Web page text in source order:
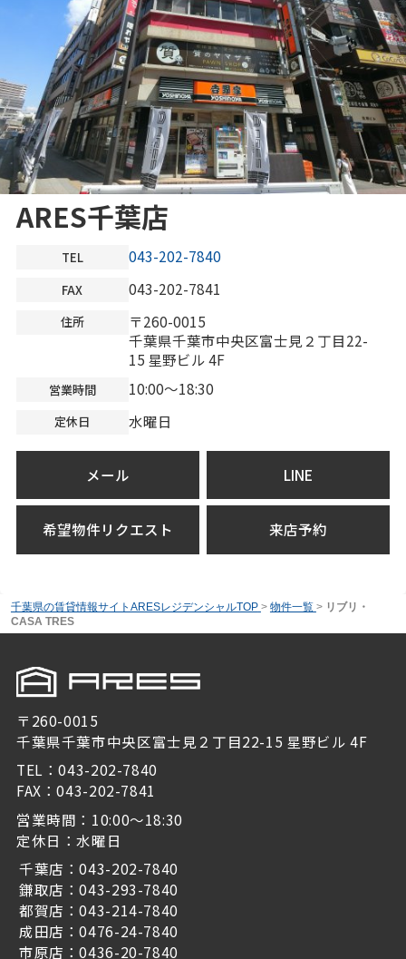
ARES千葉店
TEL 043-202-7840
FAX 043-202-7841
住所
〒260-0015
千葉県千葉市中央区富士見２丁目22-
15 星野ビル 4F
営業時間 10:00～18:30
定休日 水曜日
メール LINE
希望物件リクエスト 来店予約
千葉県の賃貸情報サイトARESレジデンシャルTOP > 物件一覧 > リブリ・
CASA TRES
〒260-0015
千葉県千葉市中央区富士見２丁目22-15 星野ビル 4F
TEL：043-202-7840
FAX：043-202-7841
営業時間：10:00～18:30
定休日：水曜日
千葉店：043-202-7840
鎌取店：043-293-7840
都賀店：043-214-7840
成田店：0476-24-7840
市原店：0436-20-7840